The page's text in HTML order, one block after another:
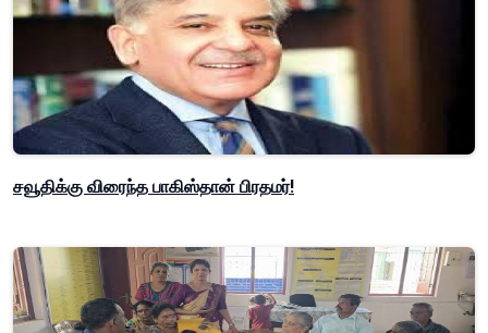
சவூதிக்கு விரைந்த பாகிஸ்தான் பிரதமர்!